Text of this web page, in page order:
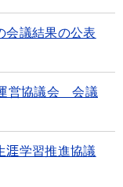
会議結果の公表
営協議会 会議
涯学習推進協議